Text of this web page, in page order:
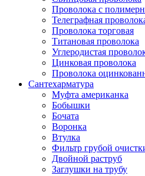
Проволока с
Телеграфная
Проволока торговая
Титановая проволока
Углеродистая
Цинковая проволока
Проволока
Сантехарматура
Муфта американка
Бобышки
Бочата
Воронка
Втулка
Фильтр грубой
Двойной раструб
Заглушки на трубу